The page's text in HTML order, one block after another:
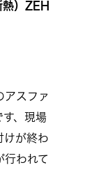
）ZEH
アスファ
す、現場
けが終わ
行われて